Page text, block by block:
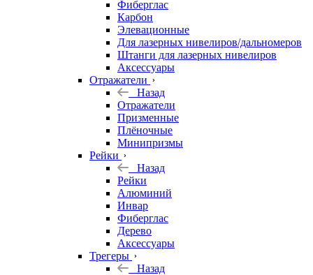
Фиберглас
Карбон
Элевационные
Для лазерных нивелиров/дальномеров
Штанги для лазерных нивелиров
Аксессуары
Отражатели
Назад
Отражатели
Призменные
Плёночные
Минипризмы
Рейки
Назад
Рейки
Алюминий
Инвар
Фиберглас
Дерево
Аксессуары
Трегеры
Назад